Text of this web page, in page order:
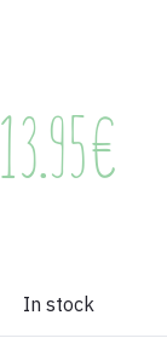
13.95€
In stock